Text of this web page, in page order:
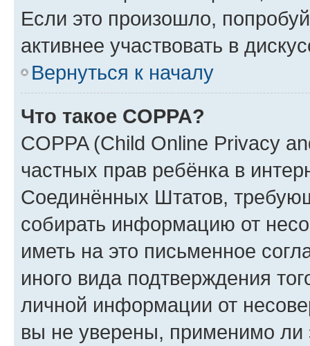
Если это произошло,
активнее участвовать в
Вернуться к началу
Что такое COPPA?
COPPA (Child Online Privacy
частных прав ребёнка в
Соединённых Штатов,
собирать информацию от
иметь на это письменное
иного вида подтверждения
личной информации от
вы не уверены, применимо ли